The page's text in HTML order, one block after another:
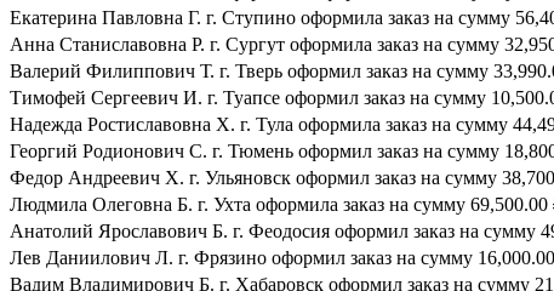
Екатерина Павловна Г. г. Ступино оформила заказ на сумму
Анна Станиславовна Р. г. Сургут оформила заказ на сумму
Валерий Филиппович Т. г. Тверь оформил заказ на сумму
Тимофей Сергеевич И. г. Туапсе оформил заказ на сумму
Надежда Ростиславовна Х. г. Тула оформила заказ на сумму
Георгий Родионович С. г. Тюмень оформил заказ на сумму
Федор Андреевич Х. г. Ульяновск оформил заказ на сумму
Людмила Олеговна Б. г. Ухта оформила заказ на сумму 69,500.00
Анатолий Ярославович Б. г. Феодосия оформил заказ на сумму
Лев Даниилович Л. г. Фрязино оформил заказ на сумму
Вадим Владимирович Б. г. Хабаровск оформил заказ на сумму